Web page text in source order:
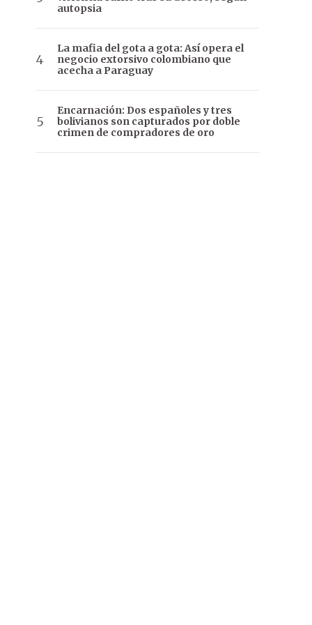
autopsia
La mafia del gota a gota: Así opera el
negocio extorsivo colombiano que
acecha a Paraguay
Encarnación: Dos españoles y tres
bolivianos son capturados por doble
crimen de compradores de oro